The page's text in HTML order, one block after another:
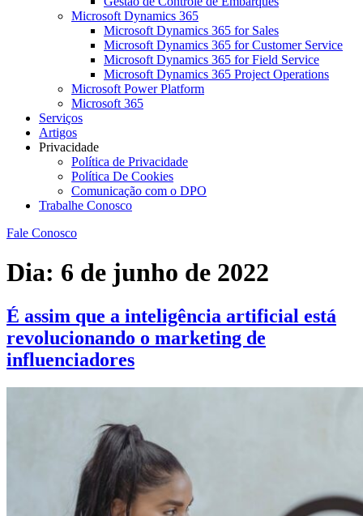
Microsoft Dynamics 365
Microsoft Dynamics 365 for Sales
Microsoft Dynamics 365 for Customer Service
Microsoft Dynamics 365 for Field Service
Microsoft Dynamics 365 Project Operations
Microsoft Power Platform
Microsoft 365
Serviços
Artigos
Privacidade
Política de Privacidade
Política De Cookies
Comunicação com o DPO
Trabalhe Conosco
Fale Conosco
Dia: 6 de junho de 2022
É assim que a inteligência artificial está
revolucionando o marketing de
influenciadores